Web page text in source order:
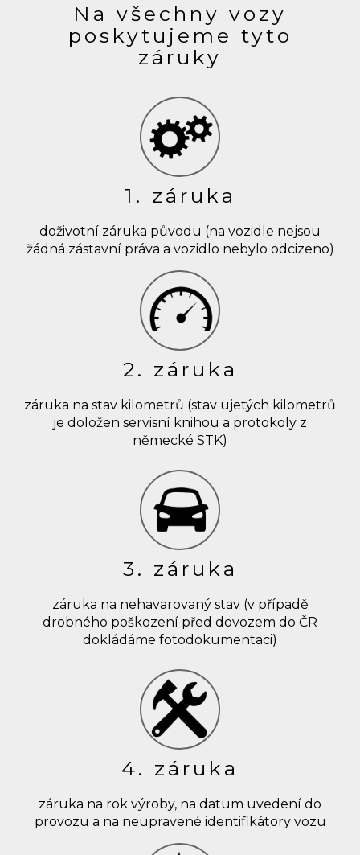
Na všechny vozy
poskytujeme tyto
záruky
1. záruka
doživotní záruka původu (na vozidle nejsou
žádná zástavní práva a vozidlo nebylo odcizeno)
2. záruka
záruka na stav kilometrů (stav ujetých kilometrů
je doložen servisní knihou a protokoly z
německé STK)
3. záruka
záruka na nehavarovaný stav (v případě
drobného poškození před dovozem do ČR
dokládáme fotodokumentaci)
4. záruka
záruka na rok výroby, na datum uvedení do
provozu a na neupravené identifikátory vozu